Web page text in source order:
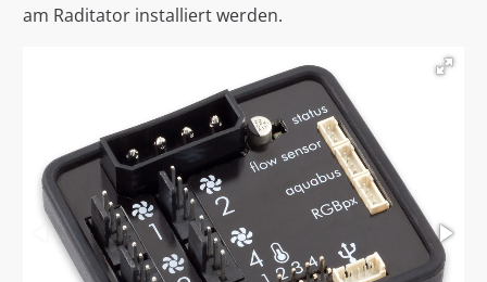
am Raditator installiert werden.